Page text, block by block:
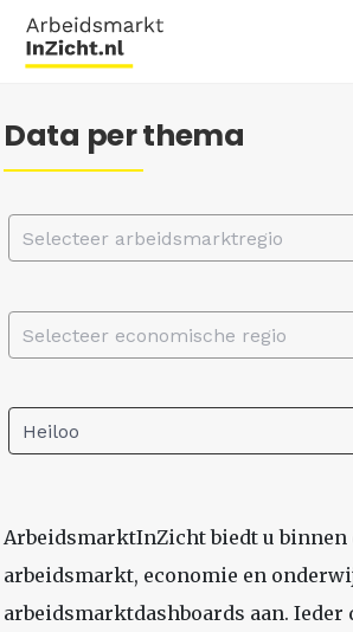
Data per thema
Selecteer arbeidsmarktregio
Selecteer economische regio
Heiloo
ArbeidsmarktInZicht biedt u binnen
arbeidsmarkt, economie en
arbeidsmarktdashboards aan. Ieder